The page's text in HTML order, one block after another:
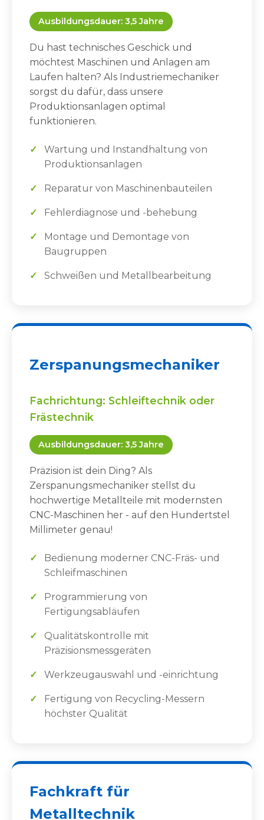
Ausbildungsdauer: 3,5 Jahre
Du hast technisches Geschick und
möchtest Maschinen und Anlagen am
Laufen halten? Als Industriemechaniker
sorgst du dafür, dass unsere
Produktionsanlagen optimal
funktionieren.
Wartung und Instandhaltung von
Produktionsanlagen
Reparatur von Maschinenbauteilen
Fehlerdiagnose und -behebung
Montage und Demontage von
Baugruppen
Schweißen und Metallbearbeitung
Zerspanungsmechaniker
Fachrichtung: Schleiftechnik oder
Frästechnik
Ausbildungsdauer: 3,5 Jahre
Präzision ist dein Ding? Als
Zerspanungsmechaniker stellst du
hochwertige Metallteile mit modernsten
CNC-Maschinen her - auf den Hundertstel
Millimeter genau!
Bedienung moderner CNC-Fräs- und
Schleifmaschinen
Programmierung von
Fertigungsabläufen
Qualitätskontrolle mit
Präzisionsmessgeräten
Werkzeugauswahl und -einrichtung
Fertigung von Recycling-Messern
höchster Qualität
Fachkraft für
Metalltechnik